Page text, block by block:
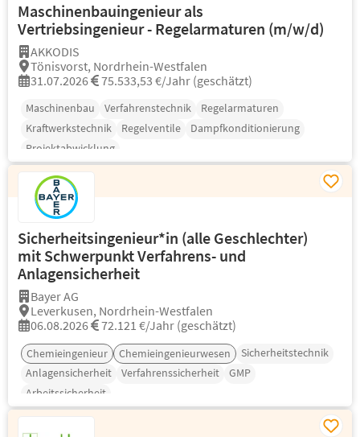
Maschinenbauingenieur als
Vertriebsingenieur - Regelarmaturen (m/w/d)
AKKODIS
Tönisvorst, Nordrhein-Westfalen
31.07.2026
75.533,53 €/Jahr (geschätzt)
Maschinenbau Verfahrenstechnik
Regelarmaturen
Kraftwerkstechnik
Regelventile
Dampfkonditionierung
Projektabwicklung
Sicherheitsingenieur*in (alle Geschlechter)
mit Schwerpunkt Verfahrens- und
Anlagensicherheit
Bayer AG
Leverkusen, Nordrhein-Westfalen
06.08.2026
72.121 €/Jahr (geschätzt)
Chemieingenieur Chemieingenieurwesen
Sicherheitstechnik
Anlagensicherheit
Verfahrenssicherheit
GMP
Arbeitssicherheit